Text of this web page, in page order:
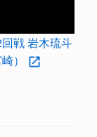
戦 岩木琉斗
）